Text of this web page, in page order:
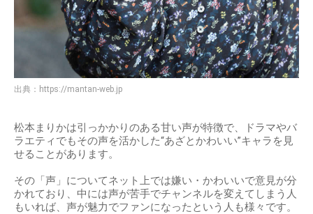
出典： https://mantan-web.jp
松本まりかは引っかかりのある甘い声が特徴で、ドラマやバ
ラエティでもその声を活かした“あざとかわいい”キャラを見
せることがあります。
その「声」についてネット上では嫌い・かわいいで意見が分
かれており、中には声が苦手でチャンネルを変えてしまう人
もいれば、声が魅力でファンになったという人も様々です。